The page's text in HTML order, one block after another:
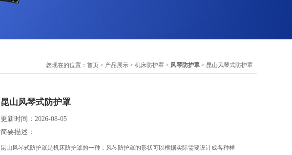
您现在的位置： 首页 > 产品展示 > 机床防护罩 > 风琴防护罩 > 昆山风琴式防护罩
昆山风琴式防护罩
更新时间：2026-08-05
简要描述：
昆山风琴式防护罩是机床防护罩的一种，风琴防护罩的形状可以根据实际需要设计成各种样